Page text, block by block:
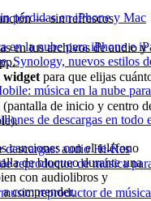
pérdidas en iPhone y Mac
en la nube para iPhone e
Synology, nuevos estilos
música en la nube para
de descargas en todo
audio Hi-Res
reproductor de música
reproductor de música
— sin refrescos
en tus archivos de audio y
widget para que elijas
(pantalla de inicio y centro
canciones con el teléfono
de bloqueo durante una
con audiolibros y
comprender.